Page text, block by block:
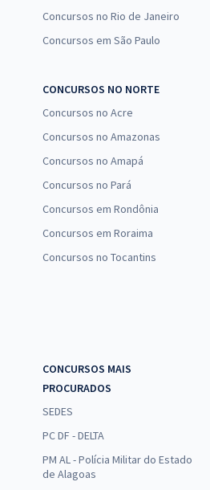
Concursos no Rio de Janeiro
Concursos em São Paulo
CONCURSOS NO NORTE
Concursos no Acre
Concursos no Amazonas
Concursos no Amapá
Concursos no Pará
Concursos em Rondônia
Concursos em Roraima
Concursos no Tocantins
CONCURSOS MAIS
PROCURADOS
SEDES
PC DF - DELTA
PM AL - Polícia Militar do Estado
de Alagoas